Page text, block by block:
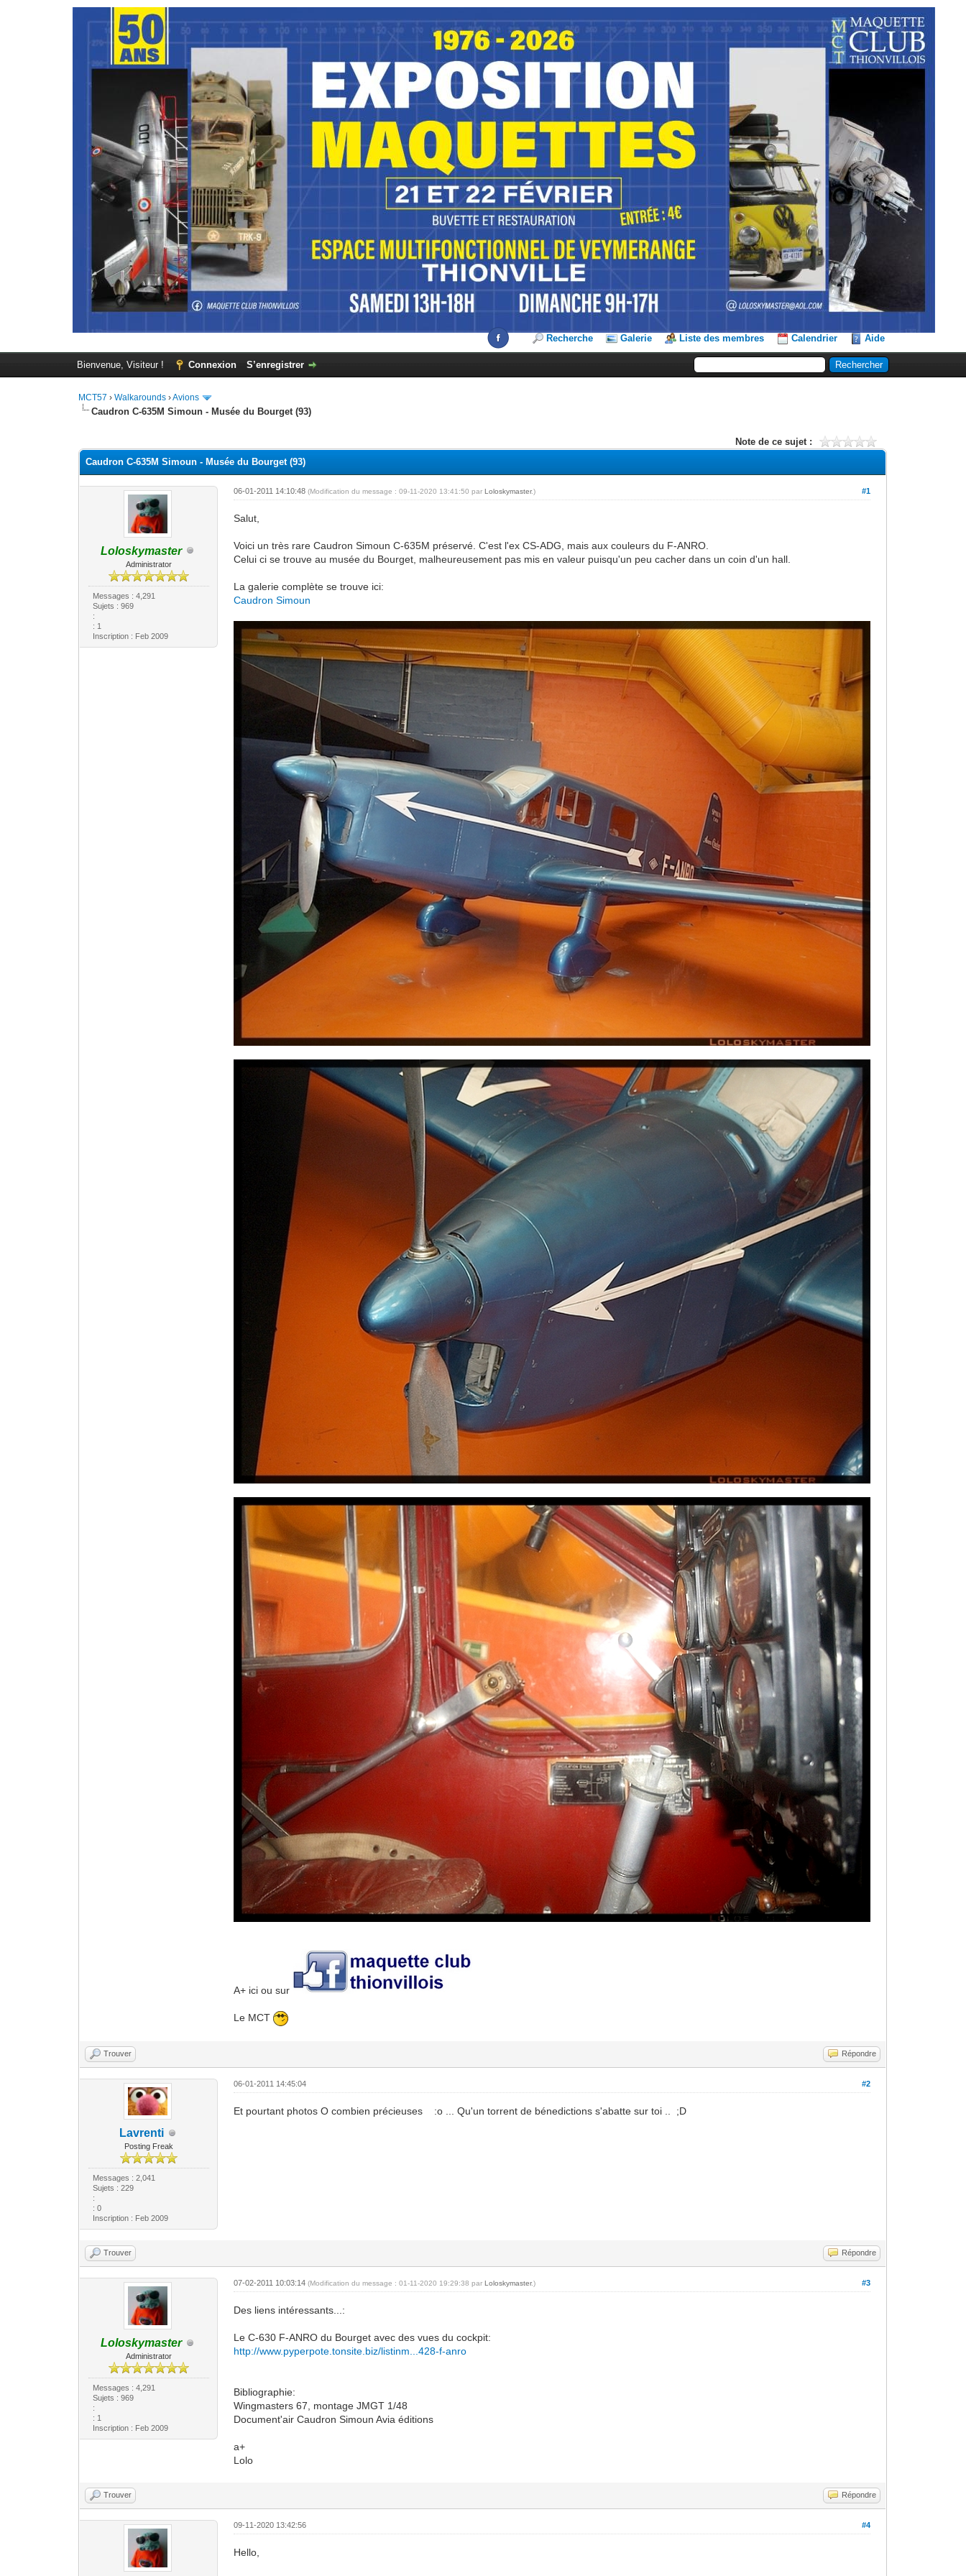
Recherche Galerie Liste des membres Calendrier Aide
Bienvenue, Visiteur ! Connexion S’enregistrer
MCT57 ›Walkarounds ›Avions
Caudron C-635M Simoun - Musée du Bourget (93)
Note de ce sujet :
Caudron C-635M Simoun - Musée du Bourget (93)
Loloskymaster
Administrator
Messages : 4,291
Sujets : 969
:
: 1
Inscription : Feb 2009
#1
06-01-2011 14:10:48(Modification du message : 09-11-2020 13:41:50 parLoloskymaster.)
Salut,
Voici un très rare Caudron Simoun C-635M préservé. C'est l'ex CS-ADG, mais aux couleurs du F-ANRO.
Celui ci se trouve au musée du Bourget, malheureusement pas mis en valeur puisqu'un peu cacher dans un coin d'un hall.
La galerie complète se trouve ici:
Caudron Simoun
A+ ici ou sur
Le MCT
Trouver Répondre
Lavrenti
Posting Freak
Messages : 2,041
Sujets : 229
:
: 0
Inscription : Feb 2009
#2
06-01-2011 14:45:04
Et pourtant photos O combien précieuses :o ... Qu'un torrent de bénedictions s'abatte sur toi .. ;D
Trouver Répondre
Loloskymaster
Administrator
Messages : 4,291
Sujets : 969
:
: 1
Inscription : Feb 2009
#3
07-02-2011 10:03:14(Modification du message : 01-11-2020 19:29:38 parLoloskymaster.)
Des liens intéressants...:
Le C-630 F-ANRO du Bourget avec des vues du cockpit:
http://www.pyperpote.tonsite.biz/listinm...428-f-anro
Bibliographie:
Wingmasters 67, montage JMGT 1/48
Document'air Caudron Simoun Avia éditions
a+
Lolo
Trouver Répondre
#4
09-11-2020 13:42:56
Hello,